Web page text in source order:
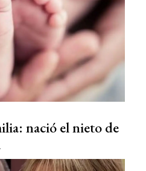
nació el nieto de